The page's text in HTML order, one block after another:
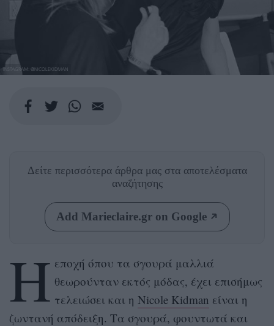
INSTAGRAM: @NICOLEKIDMAN
Δείτε περισσότερα άρθρα μας στα αποτελέσματα
αναζήτησης
Add Marieclaire.gr on Google
Η εποχή όπου τα σγουρά μαλλιά
θεωρούνταν εκτός μόδας, έχει επισήμως
τελειώσει και η Nicole Kidman είναι η
ζωντανή απόδειξη. Τα σγουρά, φουντωτά και